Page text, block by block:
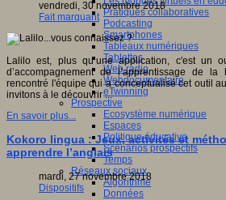
Pratiques collaboratives
Podcasting
Smartphones
Tableaux numériques
Tablettes
Web radio
Webdocumentaire
eTwinning
Prospective
Ecosystème numérique
Espaces
Politique éducative
Scénarios prospectifs
Temps
Réseaux sociaux
Algorithme
Données
vendredi, 30 novembre 2018
Fait marquant
Lalilo est, plus qu’une application, c'est un
d’accompagnement de l’apprentissage de la
rencontré l'équipe qui a conceptualisé cet outil
invitons à le découvrir ...
En savoir plus...
Kokoro lingua : Jeux, activités et
apprendre l’anglais
mardi, 27 novembre 2018
Dispositifs